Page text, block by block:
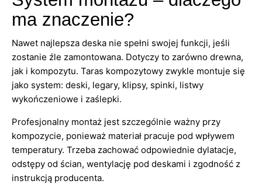
ma znaczenie?
Nawet najlepsza deska nie spełni swojej funkcji, jeśli
zostanie źle zamontowana. Dotyczy to zarówno drewna,
jak i kompozytu. Taras kompozytowy zwykle montuje się
jako system: deski, legary, klipsy, spinki, listwy
wykończeniowe i zaślepki.
Profesjonalny montaż jest szczególnie ważny przy
kompozycie, ponieważ materiał pracuje pod wpływem
temperatury. Trzeba zachować odpowiednie dylatacje,
odstępy od ścian, wentylację pod deskami i zgodność z
instrukcją producenta.